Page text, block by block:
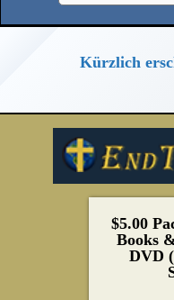
Kürzlich
$5.00
Books
DVD